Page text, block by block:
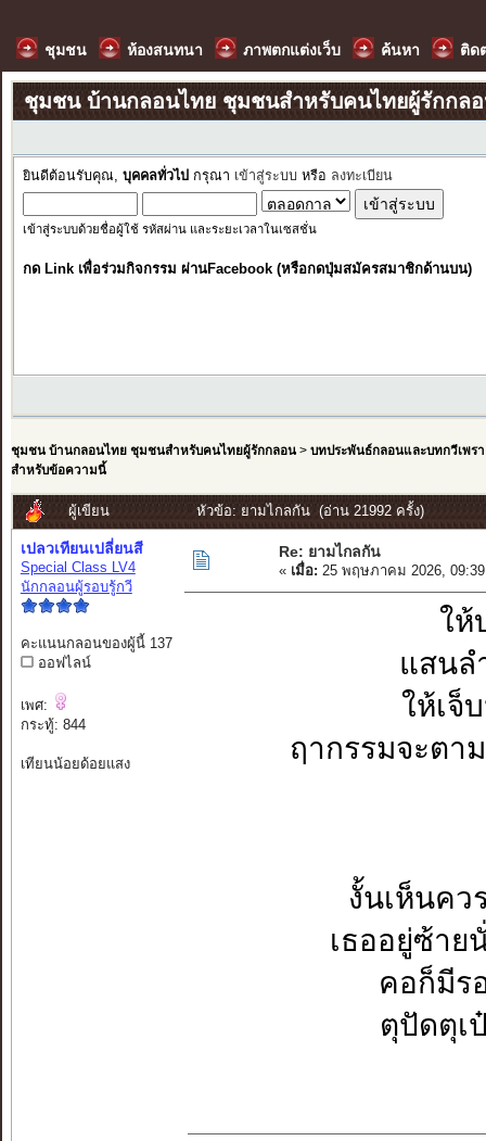
ชุมชน ห้องสนทนา ภาพตกแต่งเว็บ ค้นหา ติด
ชุมชน บ้านกลอนไทย ชุมชนสำหรับคนไทยผู้รักกล
ยินดีต้อนรับคุณ, บุคคลทั่วไป กรุณา เข้าสู่ระบบ หรือ ลงทะเบียน
เข้าสู่ระบบด้วยชื่อผู้ใช้ รหัสผ่าน และระยะเวลาในเซสชั่น
กด Link เพื่อร่วมกิจกรรม ผ่านFacebook (หรือกดปุ่มสมัครสมาชิกด้านบน)
ชุมชน บ้านกลอนไทย ชุมชนสำหรับคนไทยผู้รักกลอน> บทประพันธ์กลอนและบทกวีเพรา
สำหรับข้อความนี้
ผู้เขียน หัวข้อ: ยามไกลกัน (อ่าน 21992 ครั้ง)
เปลวเทียนเปลี่ยนสี
Special Class LV4
นักกลอนผู้รอบรู้กวี
คะแนนกลอนของผู้นี้ 137
ออฟไลน์
เพศ:
กระทู้: 844
เทียนน้อยด้อยแสง
Re: ยามไกลกัน
« เมื่อ: 25 พฤษภาคม 2026,
ให้
แสนล
ให้เจ็
ฤากรรมจะตา
งั้นเห็นคว
เธออยู่ซ้าย
คอก็มีร
ตุปัดตุเ